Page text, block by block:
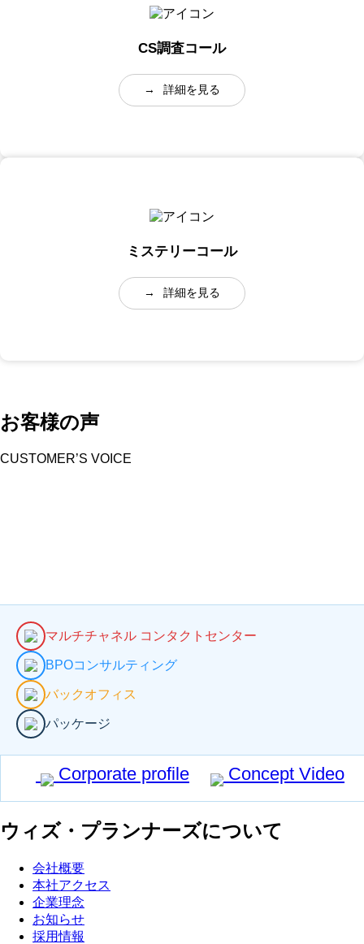
CS調査コール
→ 詳細を見る
ミステリーコール
→ 詳細を見る
お客様の声
CUSTOMER’S VOICE
マルチチャネル コンタクトセンター
BPOコンサルティング
バックオフィス
パッケージ
Corporate profile Concept Video
ウィズ・プランナーズについて
会社概要
本社アクセス
企業理念
お知らせ
採用情報